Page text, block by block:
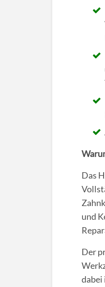
Das
und
Der
dabei